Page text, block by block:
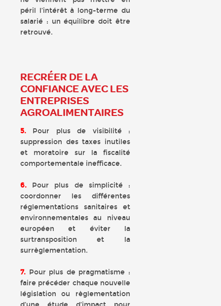
péril l’intérêt à long-terme du
salarié : un équilibre doit être
retrouvé.
RECRÉER DE LA
CONFIANCE AVEC LES
ENTREPRISES
AGROALIMENTAIRES
5.
Pour plus de visibilité :
suppression des taxes inutiles
et moratoire sur la fiscalité
comportementale inefficace.
6.
Pour plus de simplicité :
coordonner les différentes
réglementations sanitaires et
environnementales au niveau
européen et éviter la
surtransposition et la
surrèglementation.
7. Pour plus de pragmatisme :
faire précéder chaque nouvelle
législation ou règlementation